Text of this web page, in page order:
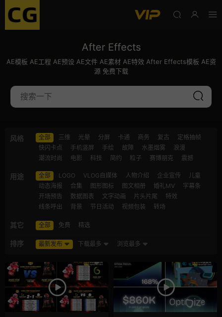
After Effects
AE模板 AE工程 AE预设 AE文件 AE素材 AE特效 After Effects模板 AE资
源 免费下载
风格 全部 三维 光晕 分屏 卡通 商务 复古
定格抽帧
快闪卡点
手机竖屏 手绘 故障 水墨烟雾
浪漫
潮流时尚
电影 科技 简约 粒子 赛博朋克 震撼
用途 全部 LOGO VLOG自媒体 人物介绍 企业宣传
儿童
动态海报
合集 图形图标 图文相册 婚礼MV
字幕条
开场预告
数据图表 文字动画 片头片尾
特效
线条呼出
背景 节日活动 视频包装 转场
其它 全部 免费 精选
排序 最新发布 下载最多 浏览最多